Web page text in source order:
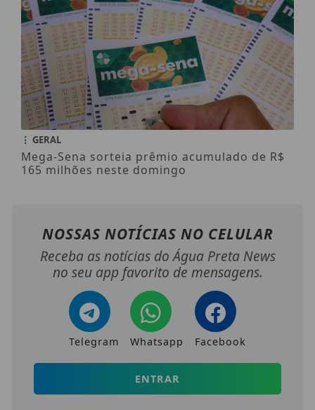
GERAL
Mega-Sena sorteia prêmio acumulado de R$
165 milhões neste domingo
NOSSAS NOTÍCIAS NO CELULAR
Receba as notícias do Água Preta News
no seu app favorito de mensagens.
Telegram Whatsapp Facebook
ENTRAR